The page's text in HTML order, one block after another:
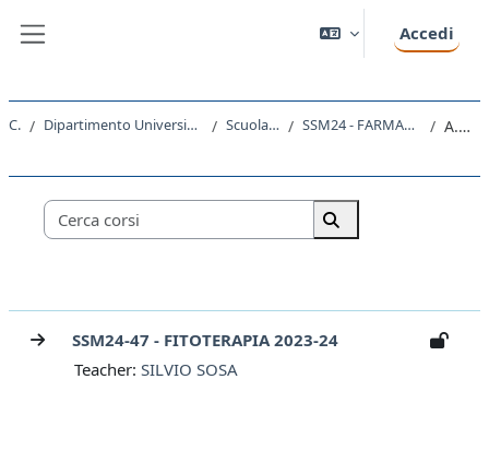
Accedi
Corsi Dipartimento Universitario Clinico di Scienze mediche, chirurgiche e della salute Scuola di Specializzazione SSM24 - FARMACOLOGIA E TOSSICOLOGIA CLINICA A.A. 2022 - 2023
Categorie di corso
Cerca corsi
Cerca corsi
SSM24-47 - FITOTERAPIA 2023-24
Teacher: SILVIO SOSA